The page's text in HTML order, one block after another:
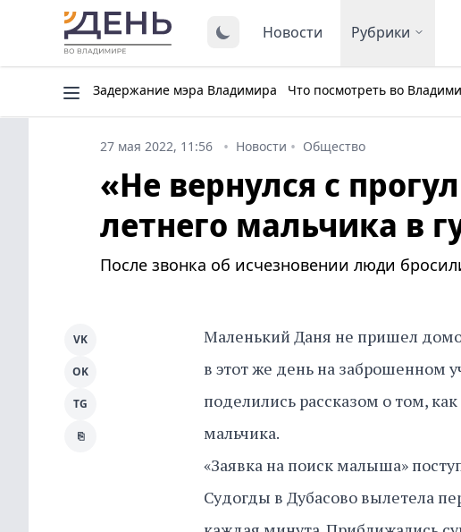
Новости Рубрики
Задержание мэра Владимира Что посмотреть во
27 мая 2022, 11:56 Новости Общество
«Не вернулся с
летнего мальчика в
После звонка об исчезновении люди
Маленький Даня не пришел
в этот же день на заброшенном
поделились рассказом о том,
мальчика.
«Заявка на поиск малыша»
Судогды в Дубасово вылетела
VK
OK
TG
⎘